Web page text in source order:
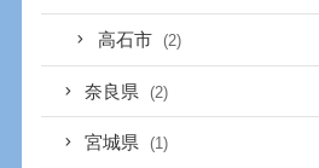
高石市 (2)
奈良県 (2)
宮城県 (1)